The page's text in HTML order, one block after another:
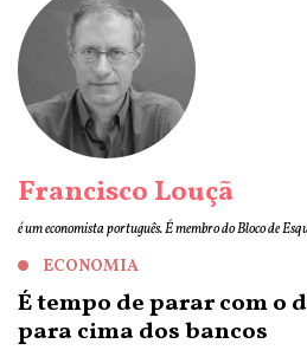
Francisco Louçã
é um economista português. É membro do Bloco de
ECONOMIA
É tempo de parar com o
para cima dos bancos